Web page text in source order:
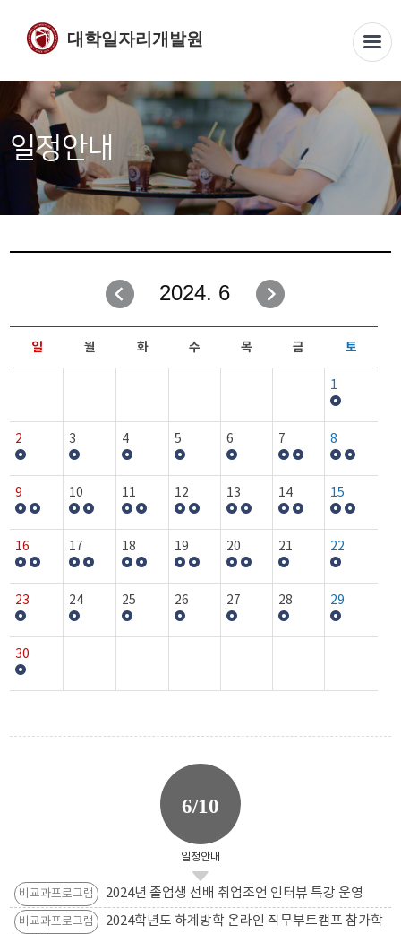
대학일자리개발원
일정안내
2024. 6
일 월 화 수 목 금 토
1
2 3 4 5 6 7 8
9 10 11 12 13 14 15
16 17 18 19 20 21 22
23 24 25 26 27 28 29
30
6/10
일정안내
비교과프로그램 2024년 졸업생 선배 취업조언 인터뷰 특강 운영
비교과프로그램
2024학년도 하계방학 온라인 직무부트캠프 참가학